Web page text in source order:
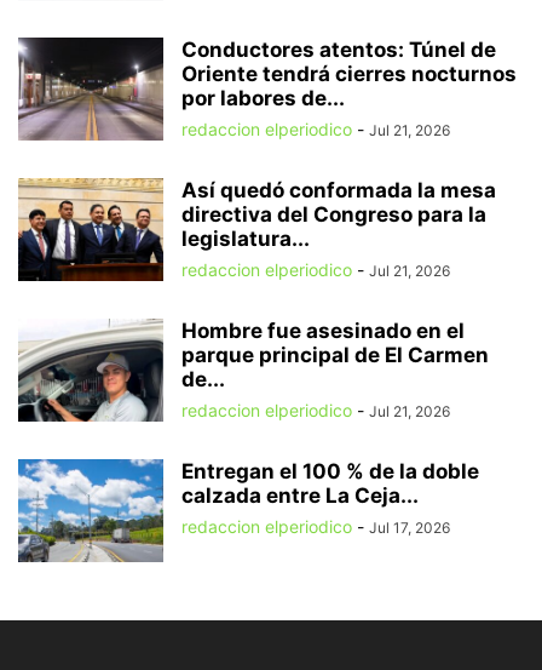
Conductores atentos: Túnel de
Oriente tendrá cierres nocturnos
por labores de...
redaccion elperiodico - Jul 21, 2026
Así quedó conformada la mesa
directiva del Congreso para la
legislatura...
redaccion elperiodico - Jul 21, 2026
Hombre fue asesinado en el
parque principal de El Carmen
de...
redaccion elperiodico - Jul 21, 2026
Entregan el 100 % de la doble
calzada entre La Ceja...
redaccion elperiodico - Jul 17, 2026